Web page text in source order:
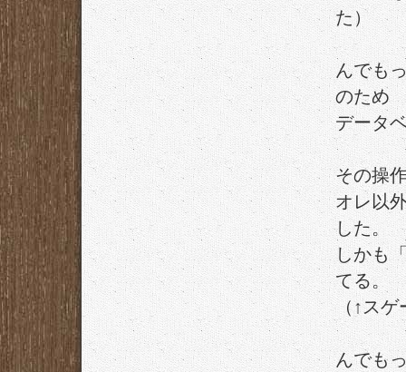
た）
んでも
のため
データ
その操
オレ以
した。
しかも
てる。
（↑スゲ
んでも